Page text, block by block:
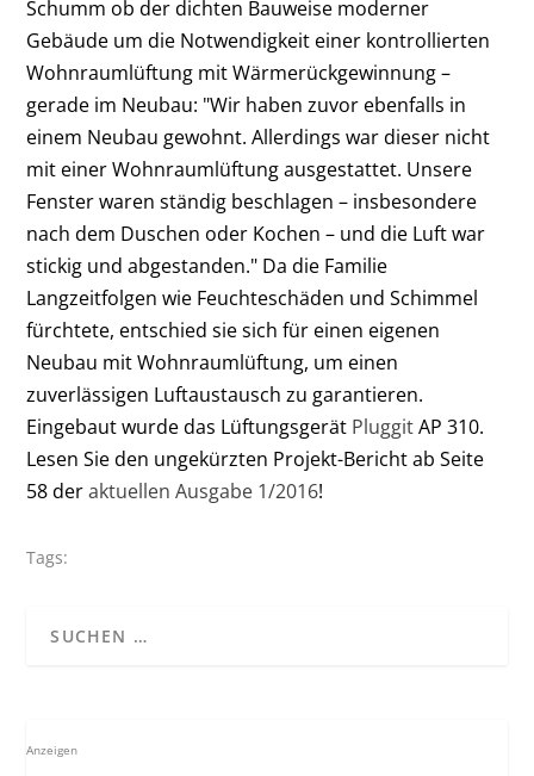
Schumm ob der dichten Bauweise moderner
Gebäude um die Notwendigkeit einer kontrollierten
Wohnraumlüftung mit Wärmerückgewinnung –
gerade im Neubau: "Wir haben zuvor ebenfalls in
einem Neubau gewohnt. Allerdings war dieser nicht
mit einer Wohnraumlüftung ausgestattet. Unsere
Fenster waren ständig beschlagen – insbesondere
nach dem Duschen oder Kochen – und die Luft war
stickig und abgestanden." Da die Familie
Langzeitfolgen wie Feuchteschäden und Schimmel
fürchtete, entschied sie sich für einen eigenen
Neubau mit Wohnraumlüftung, um einen
zuverlässigen Luftaustausch zu garantieren.
Eingebaut wurde das Lüftungsgerät PluggitAP 310.
Lesen Sie den ungekürzten Projekt-Bericht ab Seite
58 deraktuellen Ausgabe 1/2016!
Tags:
Anzeigen